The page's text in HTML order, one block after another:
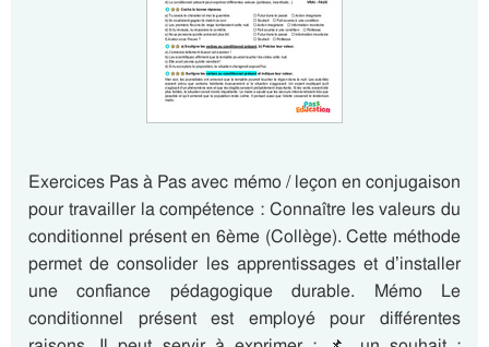
Exercices Pas à Pas avec mémo / leçon en conjugaison
pour travailler la compétence : Connaître les valeurs du
conditionnel présent en 6ème (Collège). Cette méthode
permet de consolider les apprentissages et d’installer
une confiance pédagogique durable. Mémo Le
conditionnel présent est employé pour différentes